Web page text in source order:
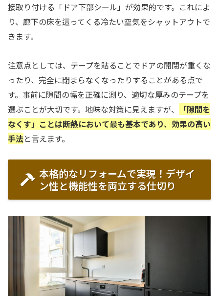
接取り付ける「ドア下部シール」が効果的です。これによ
り、廊下の床を這ってくる冷たい空気をシャットアウトで
きます。
注意点としては、テープを貼ることでドアの開閉が重くな
ったり、完全に閉まらなくなったりすることがある点で
す。事前に隙間の幅を正確に測り、適切な厚みのテープを
選ぶことが大切です。地味な対策に見えますが、
「隙間を
なくす」ことは断熱において最も基本であり、効果の高い
手法と言えます。
本格的なリフォームで実現！デザイ
ン性と機能性を両立する仕切り